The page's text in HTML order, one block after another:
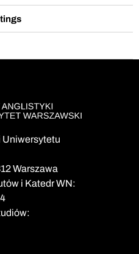
Uniwersytetu
Warszawa
i Katedr WN: